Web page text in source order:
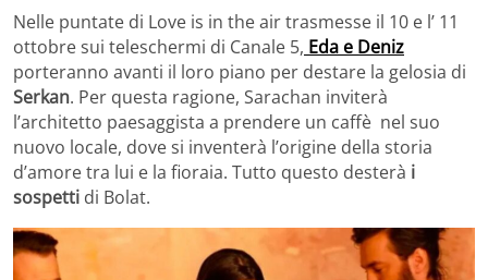
Nelle puntate di Love is in the air trasmesse il 10 e l’ 11
ottobre sui teleschermi di Canale 5, Eda e Deniz
porteranno avanti il loro piano per destare la gelosia di
Serkan. Per questa ragione, Sarachan inviterà
l’architetto paesaggista a prendere un caffè nel suo
nuovo locale, dove si inventerà l’origine della storia
d’amore tra lui e la fioraia. Tutto questo desterà i
sospetti di Bolat.